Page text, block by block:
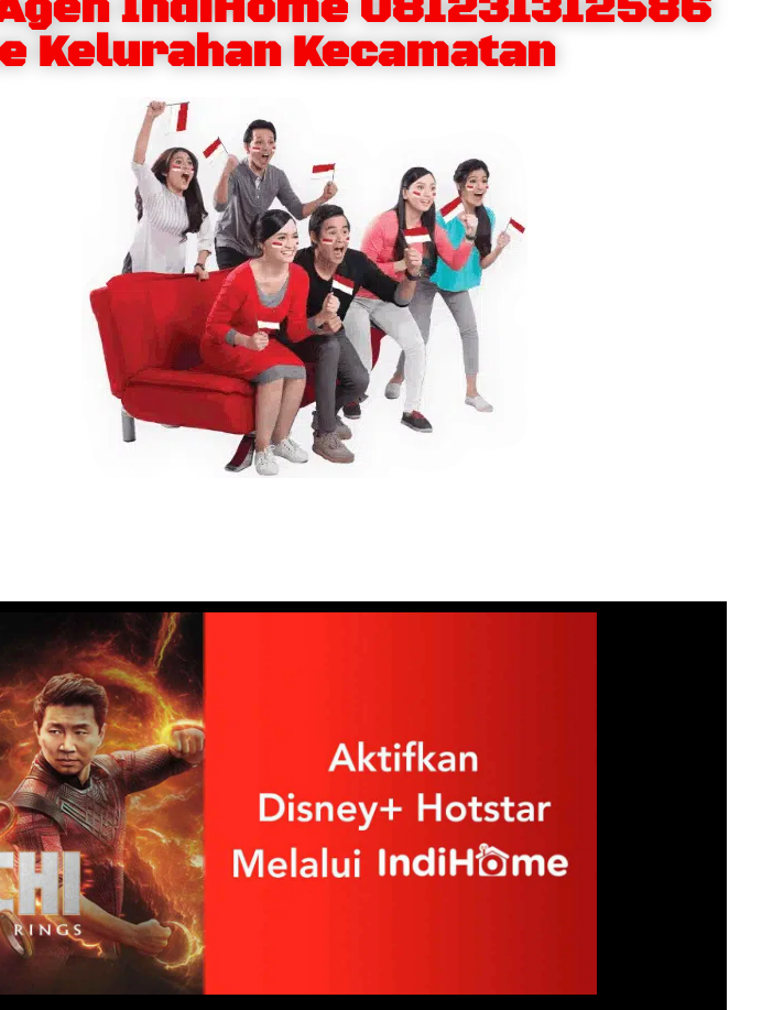
Kelurahan Kecamatan